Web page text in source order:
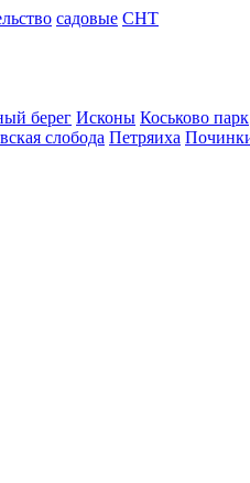
садовые СНТ
берег Исконы Коськово парк
слобода Петряиха